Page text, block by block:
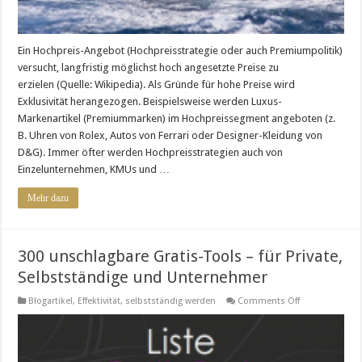
Ein Hochpreis-Angebot (Hochpreisstrategie oder auch Premiumpolitik)
versucht, langfristig möglichst hoch angesetzte Preise zu
erzielen (Quelle: Wikipedia). Als Gründe für hohe Preise wird
Exklusivität herangezogen. Beispielsweise werden Luxus-
Markenartikel (Premiummarken) im Hochpreissegment angeboten (z.
B. Uhren von Rolex, Autos von Ferrari oder Designer-Kleidung von
D&G). Immer öfter werden Hochpreisstrategien auch von
Einzelunternehmen, KMUs und …
Mehr dazu
300 unschlagbare Gratis-Tools – für Private,
Selbstständige und Unternehmer
Blogartikel, Effektivität, selbstständig werden Comments Offon